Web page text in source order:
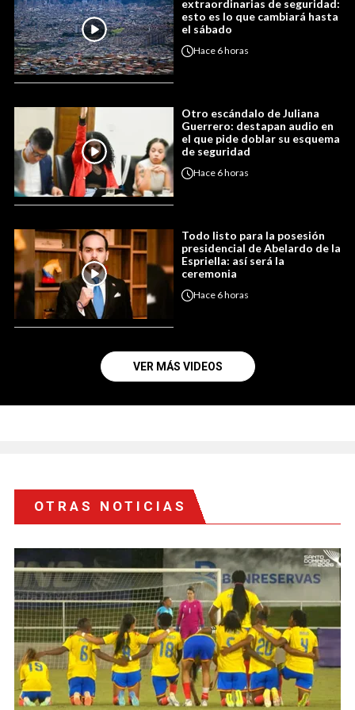
extraordinarias de seguridad:
esto es lo que cambiará hasta
el sábado
Hace 6 horas
Otro escándalo de Juliana
Guerrero: destapan audio en
el que pide doblar su esquema
de seguridad
Hace 6 horas
Todo listo para la posesión
presidencial de Abelardo de la
Espriella: así será la
ceremonia
Hace 6 horas
VER MÁS VIDEOS
OTRAS NOTICIAS